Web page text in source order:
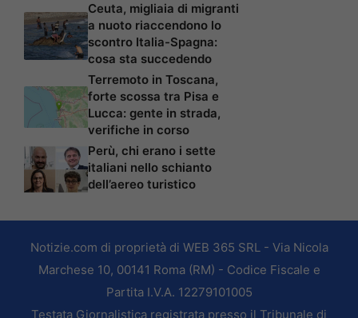
Ceuta, migliaia di migranti
a nuoto riaccendono lo
scontro Italia-Spagna:
cosa sta succedendo
Terremoto in Toscana,
forte scossa tra Pisa e
Lucca: gente in strada,
verifiche in corso
Perù, chi erano i sette
italiani nello schianto
dell’aereo turistico
Notizie.com di proprietà di WEB 365 SRL - Via Nicola
Marchese 10, 00141 Roma (RM) - Codice Fiscale e
Partita I.V.A. 12279101005
Testata Giornalistica registrata presso il Tribunale di